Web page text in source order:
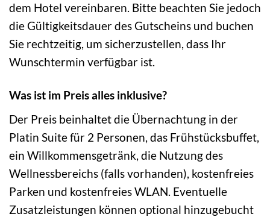
dem Hotel vereinbaren. Bitte beachten Sie jedoch
die Gültigkeitsdauer des Gutscheins und buchen
Sie rechtzeitig, um sicherzustellen, dass Ihr
Wunschtermin verfügbar ist.
Was ist im Preis alles inklusive?
Der Preis beinhaltet die Übernachtung in der
Platin Suite für 2 Personen, das Frühstücksbuffet,
ein Willkommensgetränk, die Nutzung des
Wellnessbereichs (falls vorhanden), kostenfreies
Parken und kostenfreies WLAN. Eventuelle
Zusatzleistungen können optional hinzugebucht